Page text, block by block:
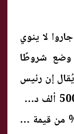
لا ينوي
وضع شروطًا
إن رئيس
النادي الكاميروني يُطالب بمبلغ 500 ألف دولار
انتقال، بالإضافة إلى 20% من قيمة أي